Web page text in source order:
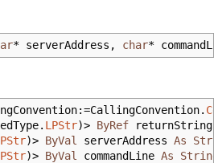
* serverAddress, char*
=CallingConvention.
. LPStr)> ByRef returnString
)> ByVal serverAddress As
)> ByVal commandLine As String